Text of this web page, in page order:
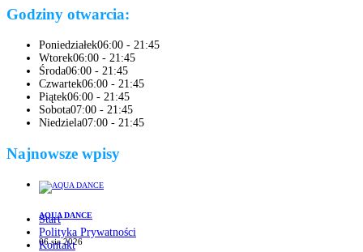
Godziny otwarcia:
Poniedziałek06:00 - 21:45
Wtorek06:00 - 21:45
Środa06:00 - 21:45
Czwartek06:00 - 21:45
Piątek06:00 - 21:45
Sobota07:00 - 21:45
Niedziela07:00 - 21:45
Najnowsze wpisy
AQUA DANCE
06 sie 2026
Start
Polityka Prywatności
Kontakt